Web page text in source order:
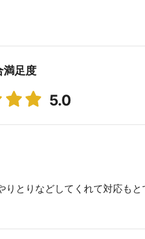
満足度
5.0
とりなどしてくれて対応も